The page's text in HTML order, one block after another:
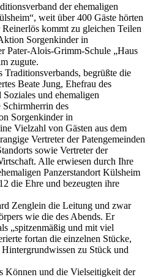
der ehemaligen
weit über 400 Gäste hörten
kommt zu gleichen Teilen
Sorgenkinder in
Pater-Alois-Grimm-Schule „Haus
zugute.
begrüßte die
Beate Jung, Ehefrau des
und ehemaligen
des
Sorgenkinder in
Vielzahl von Gästen aus dem
Vertreter der Patengemeinden
sowie Vertreter der
Alle erwiesen durch Ihre
Panzerstandort Külsheim
die Ehre und bezeugten ihre
Zenglein die Leitung und zwar
wie die des Abends. Er
„spitzenmäßig und mit viel
fortan die einzelnen Stücke,
zu Stück und
Können und die Vielseitigkeit der